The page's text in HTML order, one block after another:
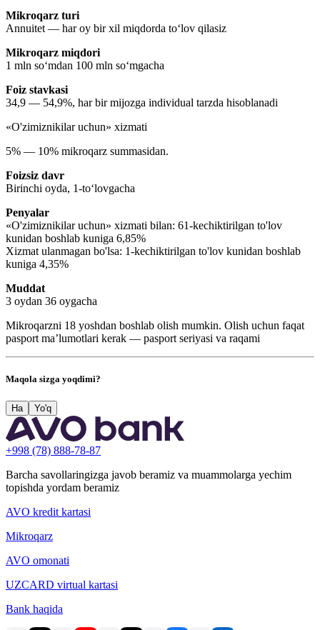
Mikroqarz turi
Annuitet — har oy bir xil miqdorda to‘lov qilasiz
Mikroqarz miqdori
1 mln so‘mdan 100 mln so‘mgacha
Foiz stavkasi
34,9 — 54,9%, har bir mijozga individual tarzda hisoblanadi
«O'zimiznikilar uchun» xizmati
5% — 10% mikroqarz summasidan.
Foizsiz davr
Birinchi oyda, 1-to‘lovgacha
Penyalar
«O'zimiznikilar uchun» xizmati bilan: 61-kechiktirilgan to'lov
kunidan boshlab kuniga 6,85%
Xizmat ulanmagan bo'lsa: 1-kechiktirilgan to'lov kunidan boshlab
kuniga 4,35%
Muddat
3 oydan 36 oygacha
Mikroqarzni 18 yoshdan boshlab olish mumkin. Olish uchun faqat
pasport ma’lumotlari kerak — pasport seriyasi va raqami
Maqola sizga yoqdimi?
Ha Yo'q
+998 (78) 888-78-87
Barcha savollaringizga javob beramiz va muammolarga yechim
topishda yordam beramiz
AVO kredit kartasi
Mikroqarz
AVO omonati
UZCARD virtual kartasi
Bank haqida